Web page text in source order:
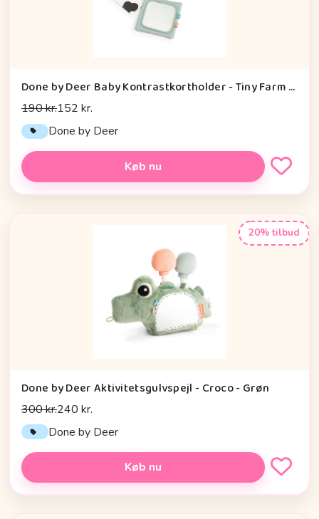
Done by Deer Baby Kontrastkortholder - Tiny Farm - Grøn
190 kr.152 kr.
Done by Deer
Køb nu
20% tilbud
Done by Deer Aktivitetsgulvspejl - Croco - Grøn
300 kr.240 kr.
Done by Deer
Køb nu